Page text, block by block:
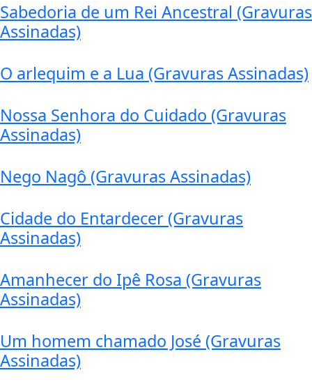
Sabedoria de um Rei Ancestral (Gravuras
Assinadas)
O arlequim e a Lua (Gravuras Assinadas)
Nossa Senhora do Cuidado (Gravuras
Assinadas)
Nego Nagô (Gravuras Assinadas)
Cidade do Entardecer (Gravuras
Assinadas)
Amanhecer do Ipê Rosa (Gravuras
Assinadas)
Um homem chamado José (Gravuras
Assinadas)